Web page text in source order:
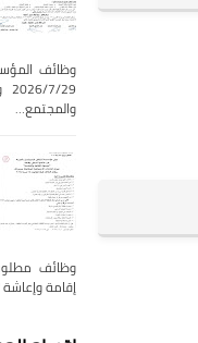
وظائف
والمجتمع…
وظائف
إقامة وإعاشة " التقديم حتى